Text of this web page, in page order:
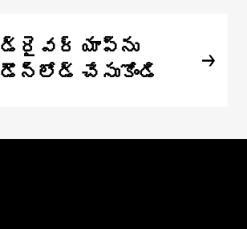
డ్రైవర్ యాప్‌ను
డౌన్‌లోడ్ చేసుకోండి